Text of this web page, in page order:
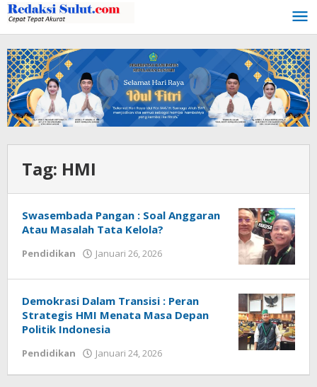
Lewati
ke
konten
Tag: HMI
Swasembada Pangan : Soal Anggaran
Atau Masalah Tata Kelola?
Pendidikan Januari 26, 2026
1
Demokrasi Dalam Transisi : Peran
Strategis HMI Menata Masa Depan
Politik Indonesia
Pendidikan Januari 24, 2026